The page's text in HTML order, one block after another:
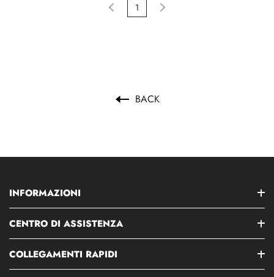
1
BACK
INFORMAZIONI
CENTRO DI ASSISTENZA
COLLEGAMENTI RAPIDI